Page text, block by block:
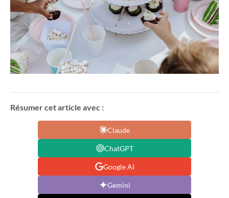
Résumer cet article avec :
Claude
ChatGPT
Google AI
Gemini